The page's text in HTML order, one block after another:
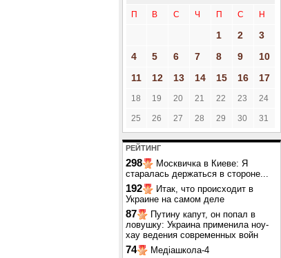
П В С Ч П С Н
1 2
3
4
5 6 7 8 9
10
11
12 13 14 15 16 17
18 19 20 21 22 23 24
25 26 27 28 29 30 31
РЕЙТИНГ
298
Москвичка в Киеве: Я
старалась держаться в стороне...
192
Итак, что происходит в
Украине на самом деле
87
Путину капут, он попал в
ловушку: Украина применила ноу-
хау ведения современных войн
74 Медіашкола-4